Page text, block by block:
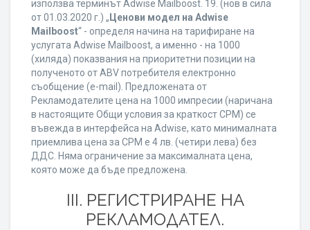
използва терминът Adwise Mailboost. 19. (нов в сила
от 01.03.2020 г.) „ Ценови модел на Adwise
Mailboost“ - определя начина на тарифиране на
услугата Adwise Mailboost, а именно - на 1000
(хиляда) показвания на приоритетни позиции на
полученото от ABV потребителя електронно
съобщение (e-mail). Предложената от
Рекламодателите цена на 1000 импресии (наричана
в настоящите Общи условия за краткост CPM) се
въвежда в интерфейса на Adwise, като минималната
приемлива цена за CPM е 4 лв. (четири лева) без
ДДС. Няма ограничение за максималната цена,
която може да бъде предложена.
ІІІ. РЕГИСТРИРАНЕ НА
РЕКЛАМОДАТЕЛ.